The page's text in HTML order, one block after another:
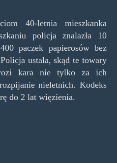
40-letnia mieszkanka
policja znalazła 10
paczek papierosów bez
ustala, skąd te towary
kara nie tylko za ich
nieletnich. Kodeks
do 2 lat więzienia.